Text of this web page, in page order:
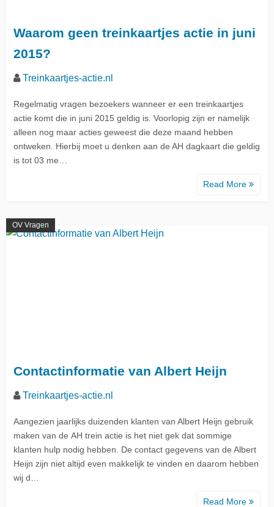
Waarom geen treinkaartjes actie in juni
2015?
Treinkaartjes-actie.nl
Regelmatig vragen bezoekers wanneer er een treinkaartjes
actie komt die in juni 2015 geldig is. Voorlopig zijn er namelijk
alleen nog maar acties geweest die deze maand hebben
ontweken. Hierbij moet u denken aan de AH dagkaart die geldig
is tot 03 me…
Read More
OV Vragen
Contactinformatie van Albert Heijn
Treinkaartjes-actie.nl
Aangezien jaarlijks duizenden klanten van Albert Heijn gebruik
maken van de AH trein actie is het niet gek dat sommige
klanten hulp nodig hebben. De contact gegevens van de Albert
Heijn zijn niet altijd even makkelijk te vinden en daarom hebben
wij d…
Read More